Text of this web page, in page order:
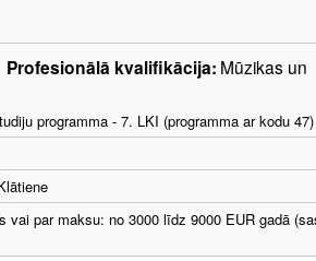
Profesionālā kvalifikācija: Mūzikas un
programma - 7. LKI (programma ar kodu 47)
vai par maksu: no 3000 līdz 9000 EUR gadā